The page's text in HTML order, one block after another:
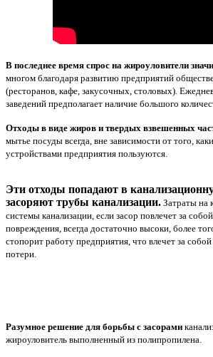
В последнее время спрос на жироуловители
многом благодаря развитию предприятий
(ресторанов, кафе, закусочных, столовых).
заведений предполагает наличие большого
Отходы в виде жиров и твердых взвешенных
мытье посуды всегда, вне зависимости от того,
устройствами предприятия пользуются.
Эти отходы попадают в
засоряют трубы канализации. Затраты на
системы канализации, если засор повлечет за
повреждения, всегда достаточно высоки, более
стопорит работу предприятия, что влечет за
потери.
Разумное решение для борьбы с засорами
жироуловитель выполненный из полипропилена.